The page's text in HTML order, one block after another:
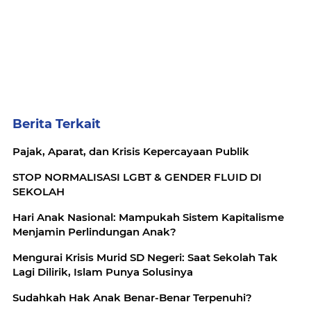
Berita Terkait
Pajak, Aparat, dan Krisis Kepercayaan Publik
STOP NORMALISASI LGBT & GENDER FLUID DI
SEKOLAH
Hari Anak Nasional: Mampukah Sistem Kapitalisme
Menjamin Perlindungan Anak?
Mengurai Krisis Murid SD Negeri: Saat Sekolah Tak
Lagi Dilirik, Islam Punya Solusinya
Sudahkah Hak Anak Benar-Benar Terpenuhi?